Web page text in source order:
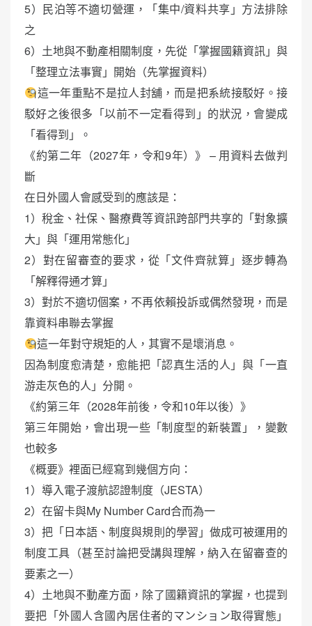
5）民泊等不適切營運，「集中/資料共享」方法排除
之
6）土地與不動產相關制度，先從「掌握國籍資訊」與
「整理立法事實」開始（先掌握資料）
這一年重點不是拉人封舖，而是把系統接駁好。接
駁好之後很多「以前不一定看得到」的狀況，會變成
「看得到」。
《約第二年（2027年，令和9年）》 – 用資料去做判
斷
在日外國人會感受到的應該是：
1）稅金、社保、醫療費等資訊跨部門共享的「對象擴
大」與「運用常態化」
2）對在留審查的要求，從「文件齊就算」逐步轉為
「解釋得通才算」
3）對於不適切個案，不再依賴投訴或偶然發現，而是
靠資料串聯去掌握
這一年對守規矩的人，其實不是壞消息。
因為制度愈清楚，愈能把「認真生活的人」與「一直
游走灰色的人」分開。
《約第三年（2028年前後，令和10年以後）》
第三年開始，會出現一些「制度型的新裝置」，變數
也較多
《概要》裡面已經寫到幾個方向：
1）導入電子渡航認證制度（JESTA）
2）在留卡與My Number Card合而為一
3）把「日本語、制度與規則的學習」做成可被運用的
制度工具（甚至討論把受講與理解，納入在留審查的
要素之一）
4）土地與不動產方面，除了國籍資訊的掌握，也提到
要把「外國人含國內居住者的マンション取得實態」